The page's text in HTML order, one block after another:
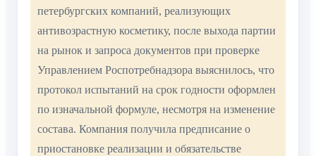
петербургских компаний, реализующих
антивозрастную косметику, после выхода партии
на рынок и запроса документов при проверке
Управлением Роспотребнадзора выяснилось, что
протокол испытаний на срок годности оформлен
по изначальной формуле, несмотря на изменение
состава. Компания получила предписание о
приостановке реализации и обязательстве